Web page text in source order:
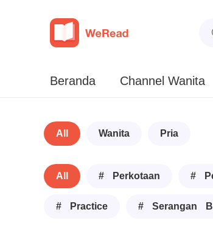
Beranda Channel Wanita
All Wanita Pria
All # Perkotaan #
# Practice # Serangan